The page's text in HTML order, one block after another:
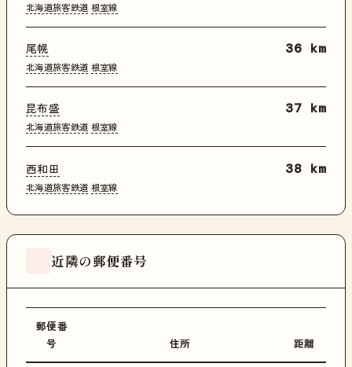
北海道旅客鉄道 根室線
尾幌
北海道旅客鉄道 根室線
36 km
昆布盛
北海道旅客鉄道 根室線
37 km
西和田
北海道旅客鉄道 根室線
38 km
近隣の郵便番号
郵便番
号
住所 距離